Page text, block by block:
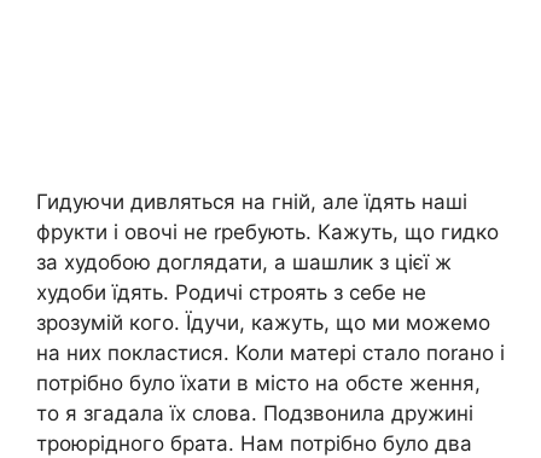
Гидуючи дивляться на гній, але їдять наші
фрукти і овочі не rребують. Кажуть, що гидко
за худобою доглядати, а шашлик з цієї ж
худоби їдять. Родичі строять з себе не
зрозумій кого. Їдучи, кажуть, що ми можемо
на них покластися. Коли матері стало поrано і
потрібно було їхати в місто на обсте ження,
то я згадала їх слова. Подзвонила дружині
троюрідного брата. Нам потрібно було два